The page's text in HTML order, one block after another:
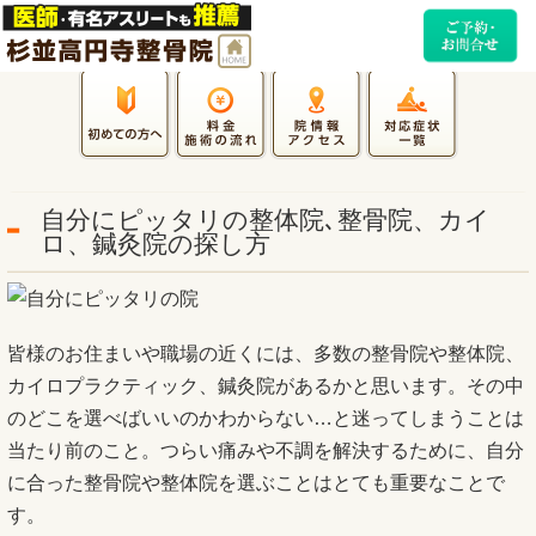
自分にピッタリの整体院､整骨院、カイ
ロ、鍼灸院の探し方
皆様のお住まいや職場の近くには、多数の整骨院や整体院、
カイロプラクティック、鍼灸院があるかと思います。その中
のどこを選べばいいのかわからない…と迷ってしまうことは
当たり前のこと。つらい痛みや不調を解決するために、自分
に合った整骨院や整体院を選ぶことはとても重要なことで
す。